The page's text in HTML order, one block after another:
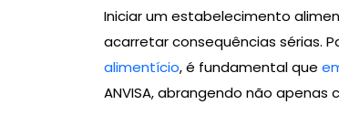
Iniciar um estabelecimento
acarretar consequências sérias.
alimentício, é fundamental que
ANVISA, abrangendo não